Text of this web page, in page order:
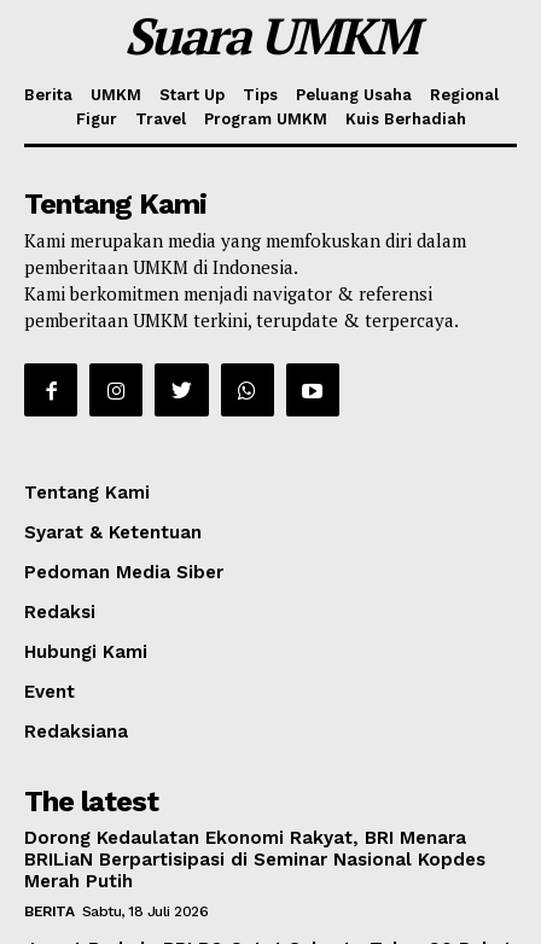
Suara UMKM
Berita UMKM Start Up Tips Peluang Usaha
Regional
Figur
Travel Program UMKM Kuis Berhadiah
Tentang Kami
Kami merupakan media yang memfokuskan diri dalam
pemberitaan UMKM di Indonesia.
Kami berkomitmen menjadi navigator & referensi
pemberitaan UMKM terkini, terupdate & terpercaya.
Tentang Kami
Syarat & Ketentuan
Pedoman Media Siber
Redaksi
Hubungi Kami
Event
Redaksiana
The latest
Dorong Kedaulatan Ekonomi Rakyat, BRI Menara
BRILiaN Berpartisipasi di Seminar Nasional Kopdes
Merah Putih
BERITA Sabtu, 18 Juli 2026